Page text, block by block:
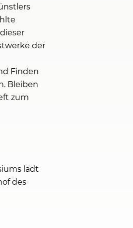
der
Finden
Bleiben
zum
lädt
des